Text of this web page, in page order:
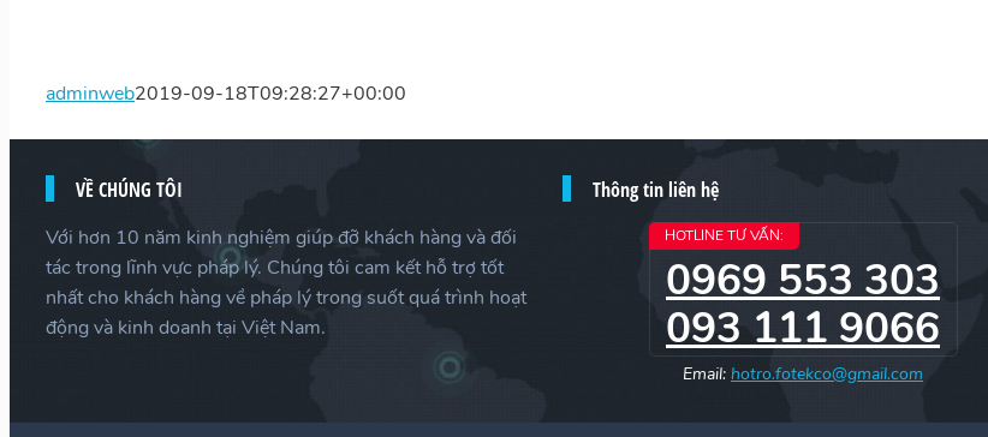
adminweb2019-09-18T09:28:27+00:00
VỀ CHÚNG TÔI
Với hơn 10 năm kinh nghiệm giúp đỡ khách hàng và đối
tác trong lĩnh vực pháp lý. Chúng tôi cam kết hỗ trợ tốt
nhất cho khách hàng về pháp lý trong suốt quá trình hoạt
động và kinh doanh tại Việt Nam.
Thông tin liên hệ
HOTLINE TƯ VẤN:
0969 553 303
093 111 9066
Email: hotro.fotekco@gmail.com